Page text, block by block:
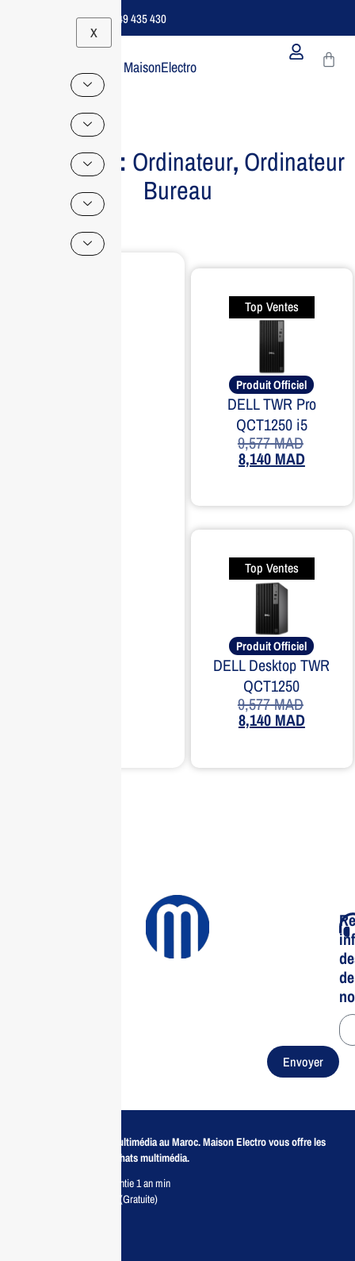
Support B2B Dédié | 06 49 435 430
X
MaisonElectro
Categories: Ordinateur, Ordinateur
Bureau
Top Ventes
Produit Officiel
DELL TWR Pro
QCT1250 i5
9,577MAD
8,140MAD
Top Ventes
Produit Officiel
DELL Desktop TWR
QCT1250
9,577MAD
8,140MAD
Envoyer
Revendeur de produits multimédia au Maroc. Maison Electro vous offre les
meilleurs prix pour vos achats multimédia.
Retour sous 7 jours & Garantie 1 an min
Livraison partout au Maroc (Gratuite)